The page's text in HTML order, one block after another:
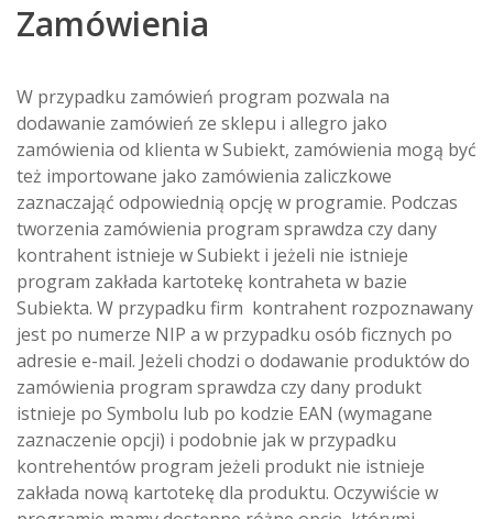
Zamówienia
W przypadku zamówień program pozwala na
dodawanie zamówień ze sklepu i allegro jako
zamówienia od klienta w Subiekt, zamówienia mogą być
też importowane jako zamówienia zaliczkowe
zaznaczająć odpowiednią opcję w programie. Podczas
tworzenia zamówienia program sprawdza czy dany
kontrahent istnieje w Subiekt i jeżeli nie istnieje
program zakłada kartotekę kontraheta w bazie
Subiekta. W przypadku firm kontrahent rozpoznawany
jest po numerze NIP a w przypadku osób ficznych po
adresie e-mail. Jeżeli chodzi o dodawanie produktów do
zamówienia program sprawdza czy dany produkt
istnieje po Symbolu lub po kodzie EAN (wymagane
zaznaczenie opcji) i podobnie jak w przypadku
kontrehentów program jeżeli produkt nie istnieje
zakłada nową kartotekę dla produktu. Oczywiście w